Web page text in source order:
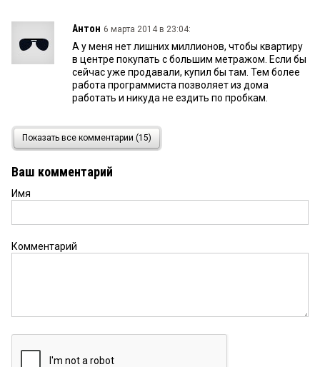
Антон 6 марта 2014 в 23:04:
А у меня нет лишних миллионов, чтобы квартиру
в центре покупать с большим метражом. Если бы
сейчас уже продавали, купил бы там. Тем более
работа программиста позволяет из дома
работать и никуда не ездить по пробкам.
Гость 5 марта 2014 в 20:52:
Он уже строил эконом-класс.Только получилось
квартир мерял без учета межкомнатных стен (3-4
эконом.Гостарбайтер-дизайн.Одно слово
читатель
тысяч за квадрат — это не 30 за квадрат, а может
быть и 40, и 50. Вот если бы не выше 30 — вот
районе однозначно требует решения.
Показать все комментарии (15)
Ваш комментарий
Имя
Комментарий